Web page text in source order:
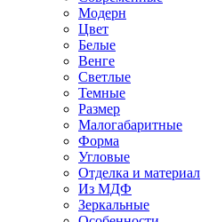
Модерн
Цвет
Белые
Венге
Светлые
Темные
Размер
Малогабаритные
Форма
Угловые
Отделка и материал
Из МДФ
Зеркальные